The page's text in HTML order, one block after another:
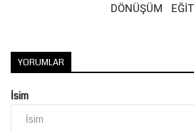
DÖNÜŞÜM
YORUMLAR
İsim